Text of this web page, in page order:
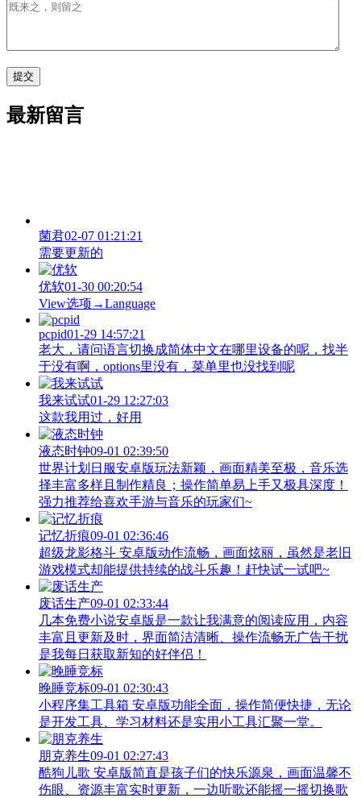
最新留言
菌君02-07 01:21:21
需要更新的
优软01-30 00:20:54
View‌选项→Language
pcpid01-29 14:57:21
老大，请问语言切换成简体中文在哪里设备的呢，找半
于没有啊，options里没有，菜单里也没找到呢
我来试试01-29 12:27:03
这款我用过，好用
液态时钟09-01 02:39:50
世界计划日服安卓版玩法新颖，画面精美至极，音乐选
择丰富多样且制作精良；操作简单易上手又极具深度！
强力推荐给喜欢手游与音乐的玩家们~
记忆折痕09-01 02:36:46
超级龙影格斗 安卓版动作流畅，画面炫丽，虽然是老旧
游戏模式却能提供持续的战斗乐趣！赶快试一试吧~
废话生产09-01 02:33:44
几本免费小说安卓版是一款让我满意的阅读应用，内容
丰富且更新及时，界面简洁清晰、操作流畅无广告干扰
是我每日获取新知的好伴侣！
晚睡竞标09-01 02:30:43
小程序集工具箱 安卓版功能全面，操作简便快捷，无论
是开发工具、学习材料还是实用小工具汇聚一堂。
朋克养生09-01 02:27:43
酷狗儿歌 安卓版简直是孩子们的快乐源泉，画面温馨不
伤眼、资源丰富实时更新，一边听歌还能摇一摇切换歌